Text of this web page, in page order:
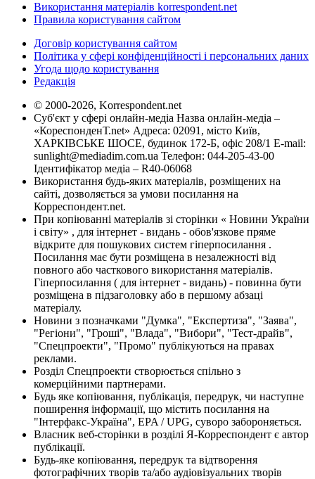
Використання матеріалів korrespondent.net
Правила користування сайтом
Договір користування сайтом
Політика у сфері конфіденційності і персональних даних
Угода щодо користування
Редакція
© 2000-2026, Korrespondent.net
Суб'єкт у сфері онлайн-медіа Назва онлайн-медіа –
«КореспонденТ.net» Адреса: 02091, місто Київ,
ХАРКІВСЬКЕ ШОСЕ, будинок 172-Б, офіс 208/1 E-mail:
sunlight@mediadim.com.ua Телефон: 044-205-43-00
Ідентифікатор медіа – R40-06068
Використання будь-яких матеріалів, розміщених на
сайті, дозволяється за умови посилання на
Корреспондент.net.
При копіюванні матеріалів зі сторінки « Новини України
і світу» , для інтернет - видань - обов'язкове пряме
відкрите для пошукових систем гіперпосилання .
Посилання має бути розміщена в незалежності від
повного або часткового використання матеріалів.
Гіперпосилання ( для інтернет - видань) - повинна бути
розміщена в підзаголовку або в першому абзаці
матеріалу.
Новини з позначками "Думка", "Експертиза", "Заява",
"Регіони", "Гроші", "Влада", "Вибори", "Тест-драйв",
"Спецпроекти", "Промо" публікуються на правах
реклами.
Розділ Спецпроекти створюється спільно з
комерційними партнерами.
Будь яке копіювання, публікація, передрук, чи наступне
поширення інформації, що містить посилання на
"Інтерфакс-Україна", EPA / UPG, суворо забороняється.
Власник веб-сторінки в розділі Я-Корреспондент є автор
публікації.
Будь-яке копіювання, передрук та відтворення
фотографічних творів та/або аудіовізуальних творів